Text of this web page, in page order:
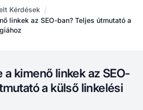
Kérdések /
linkek az SEO-ban? Teljes útmutató a
a kimenő linkek az SEO-
a külső linkelési